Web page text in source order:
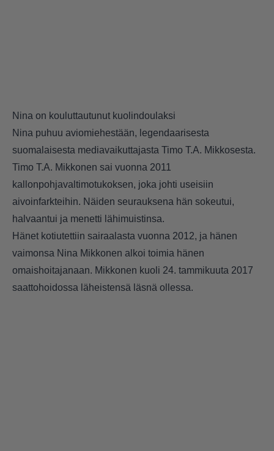
Nina on kouluttautunut kuolindoulaksi
Nina puhuu aviomiehestään, legendaarisesta
suomalaisesta mediavaikuttajasta Timo T.A. Mikkosesta.
Timo T.A. Mikkonen sai vuonna 2011
kallonpohjavaltimotukoksen, joka johti useisiin
aivoinfarkteihin. Näiden seurauksena hän sokeutui,
halvaantui ja menetti lähimuistinsa.
Hänet kotiutettiin sairaalasta vuonna 2012, ja hänen
vaimonsa Nina Mikkonen alkoi toimia hänen
omaishoitajanaan. Mikkonen kuoli 24. tammikuuta 2017
saattohoidossa läheistensä läsnä ollessa.